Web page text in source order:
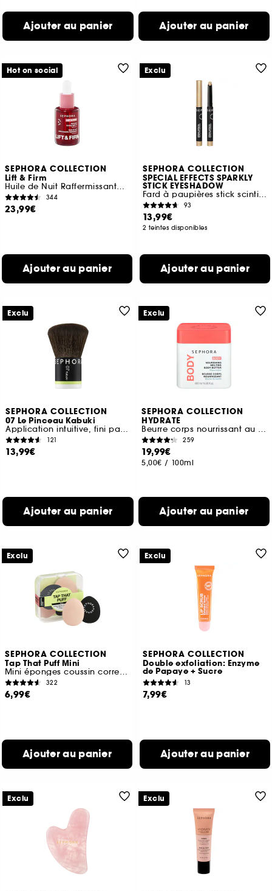
Ajouter au panier Ajouter au panier
SEPHORA COLLECTION
Lift & Firm
Huile de Nuit Raffermissante Régénérante
344
23,99€
Ajouter au panier
Hot on social
SEPHORA COLLECTION
SPECIAL EFFECTS SPARKLY
STICK EYESHADOW
Fard à paupières stick scintillant
93
13,99€
2 teintes disponibles
Ajouter au panier
Exclu
SEPHORA COLLECTION
07 Le Pinceau Kabuki
Application intuitive, fini parfait
121
13,99€
Ajouter au panier
Exclu
SEPHORA COLLECTION
HYDRATE
Beurre corps nourrissant au Beurre de karité
259
19,99€
5,00€ / 100ml
Ajouter au panier
Exclu
SEPHORA COLLECTION
Tap That Puff Mini
Mini éponges coussin correction
322
6,99€
Ajouter au panier
Exclu
SEPHORA COLLECTION
Double exfoliation: Enzyme
de Papaye + Sucre
13
7,99€
Ajouter au panier
Exclu
Exclu Exclu